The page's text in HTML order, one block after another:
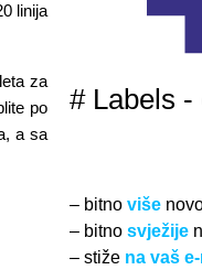
linija
za
po
a sa
# Labels -
– bitno više
– bitno svježije
– stiže na vaš e-